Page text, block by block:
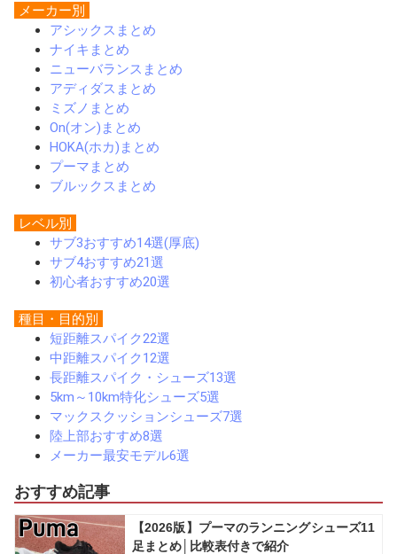
メーカー別
アシックスまとめ
ナイキまとめ
ニューバランスまとめ
アディダスまとめ
ミズノまとめ
On(オン)まとめ
HOKA(ホカ)まとめ
プーマまとめ
ブルックスまとめ
レベル別
サブ3おすすめ14選(厚底)
サブ4おすすめ21選
初心者おすすめ20選
種目・目的別
短距離スパイク22選
中距離スパイク12選
長距離スパイク・シューズ13選
5km～10km特化シューズ5選
マックスクッションシューズ7選
陸上部おすすめ8選
メーカー最安モデル6選
おすすめ記事
【2026版】プーマのランニングシューズ11
足まとめ│比較表付きで紹介